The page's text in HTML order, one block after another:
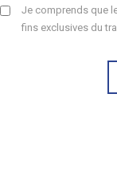
Je comprends que
fins exclusives du